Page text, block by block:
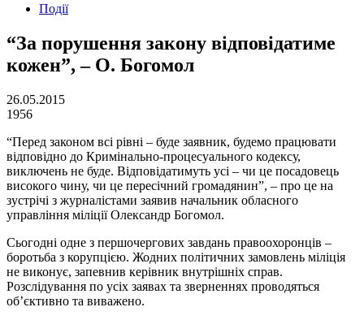
Події
“За порушення закону відповідатиме
кожен”, – О. Богомол
26.05.2015
1956
“Перед законом всі рівні – буде заявник, будемо працювати
відповідно до Кримінально-процесуального кодексу,
виключень не буде. Відповідатимуть усі – чи це посадовець
високого чину, чи це пересічний громадянин”, – про це на
зустрічі з журналістами заявив начальник обласного
управління міліції Олександр Богомол.
Сьогодні одне з першочергових завдань правоохоронців –
боротьба з корупцією. Жодних політичних замовлень міліція
не виконує, запевнив керівник внутрішніх справ.
Розслідування по усіх заявах та зверненнях проводяться
об’єктивно та виважено.